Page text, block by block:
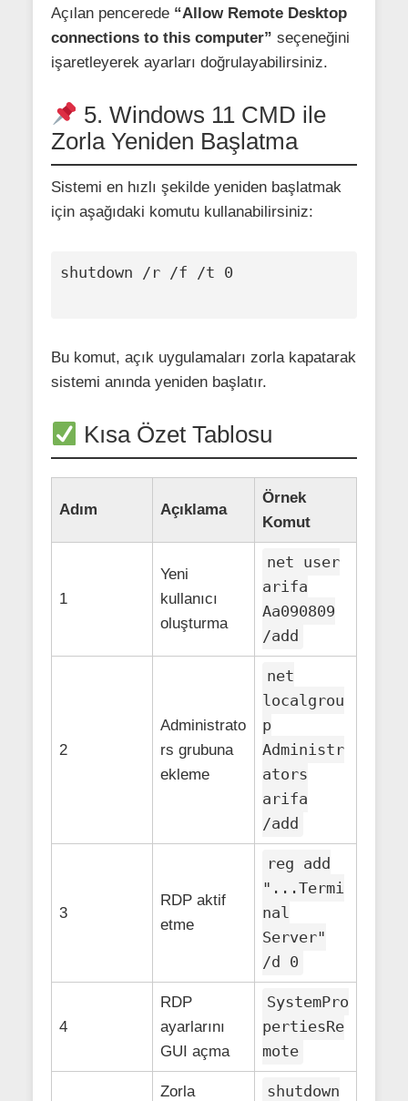
Açılan pencerede “Allow Remote Desktop
connections to this computer” seçeneğini
işaretleyerek ayarları doğrulayabilirsiniz.
5. Windows 11 CMD ile
Zorla Yeniden Başlatma
Sistemi en hızlı şekilde yeniden başlatmak
için aşağıdaki komutu kullanabilirsiniz:
shutdown /r /f /t 0
Bu komut, açık uygulamaları zorla kapatarak
sistemi anında yeniden başlatır.
Kısa Özet Tablosu
Adım Açıklama
Örnek
Komut
1
Yeni
kullanıcı
oluşturma
net user
arifa
Aa090809
/add
2
Administrato
rs grubuna
ekleme
net
localgrou
p
Administr
ators
arifa
/add
3
RDP aktif
etme
reg add
"...Termi
nal
Server"
/d 0
4
RDP
ayarlarını
GUI açma
SystemPro
pertiesRe
mote
Zorla
shutdown